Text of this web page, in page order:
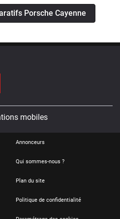
Porsche Cayenne
mobiles
Annonceurs
Qui sommes-nous ?
Plan du site
Politique de confidentialité